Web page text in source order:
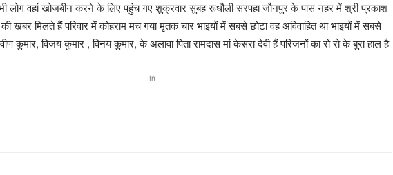
लोग वहां खोजबीन करने के लिए पहुंच गए शुक्रवार सुबह रूधौली सरपहा जौनपुर के पास नहर में श्री प्रकाश
खबर मिलते हैं परिवार में कोहराम मच गया मृतक चार भाइयों में सबसे छोटा वह अविवाहित था भाइयों में सबसे
कुमार, विजय कुमार , विनय कुमार, के अलावा पिता रामदास मां केसरा देवी हैं परिजनों का रो रो के बुरा हाल है
In